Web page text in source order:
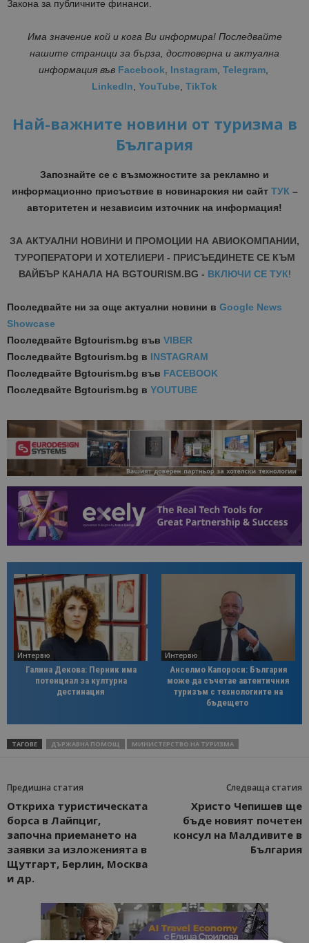
Закона за публичните финанси.
Има значение кой и кога Ви информира! Последвайте
нашите страници за бърза, достоверна и актуална
информация във Facebook, Instagram, Telegram,
LinkedIn, YouTube, TikTok
Най-важните новини от туризма в
България
Запознайте се с възможностите за рекламно и
информационно присъствие в новинарския ни сайт ТУК–
авторитетен и независим източник на информация!
ЗА АКТУАЛНИ НОВИНИ И ПРОМОЦИИ НА АВИОКОМПАНИИ,
ТУРОПЕРАТОРИ И ХОТЕЛИЕРИ - ПРИСЪЕДИНЕТЕ СЕ КЪМ
ВАЙБЪР КАНАЛА НА BGTOURISM.BG - ВКЛЮЧИ СЕ ТУК!
Последвайте ни за още актуални новини в Google News
Showcase
Последвайте Bgtourism.bg във VIBER
Последвайте Bgtourism.bg в INSTAGRAM
Последвайте Bgtourism.bg във FACEBOOK
Последвайте Bgtourism.bg в YOUTUBE
Интервю
Галина Декова: Перник има
потенциал за културна
дестинация
Интервю
Анселмо Капороси: България
може да съчетае автентичния
туризъм с технологиите на
бъдещето
ТАГОВЕ ДЪРЖАВНА ПОМОЩ МИНИСТЕРСТВО НА ТУРИЗМА
Предишна статия
Откриха туристическата
борса в Лайпциг,
започна приемането на
заявки за изложенията в
Щутгарт, Берлин, Москва
и др.
Следваща статия
Христо Чепишев ще
бъде новият почетен
консул на Малдивите в
България